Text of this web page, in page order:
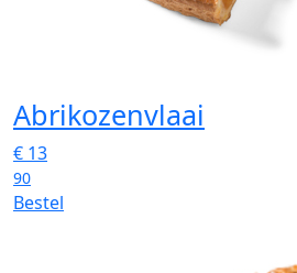
Abrikozenvlaai
€ 13
90
Bestel